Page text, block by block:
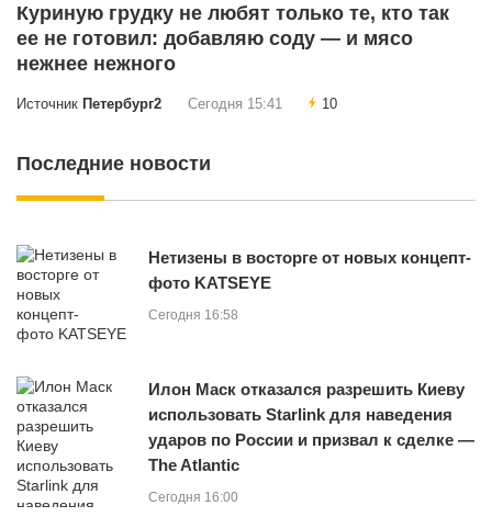
Куриную грудку не любят только те, кто так
ее не готовил: добавляю соду — и мясо
нежнее нежного
Источник Петербург2 Сегодня 15:41 10
Последние новости
Нетизены в восторге от новых концепт-
фото KATSEYE
Сегодня 16:58
Илон Маск отказался разрешить Киеву
использовать Starlink для наведения
ударов по России и призвал к сделке —
The Atlantic
Сегодня 16:00